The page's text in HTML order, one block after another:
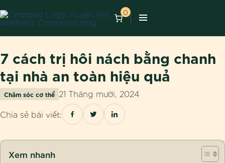
0
7 cách trị hôi nách bằng chanh
tại nhà an toàn hiệu quả
Chăm sóc cơ thể 21 Tháng mười, 2024
Chia sẻ bài viết:
Xem nhanh